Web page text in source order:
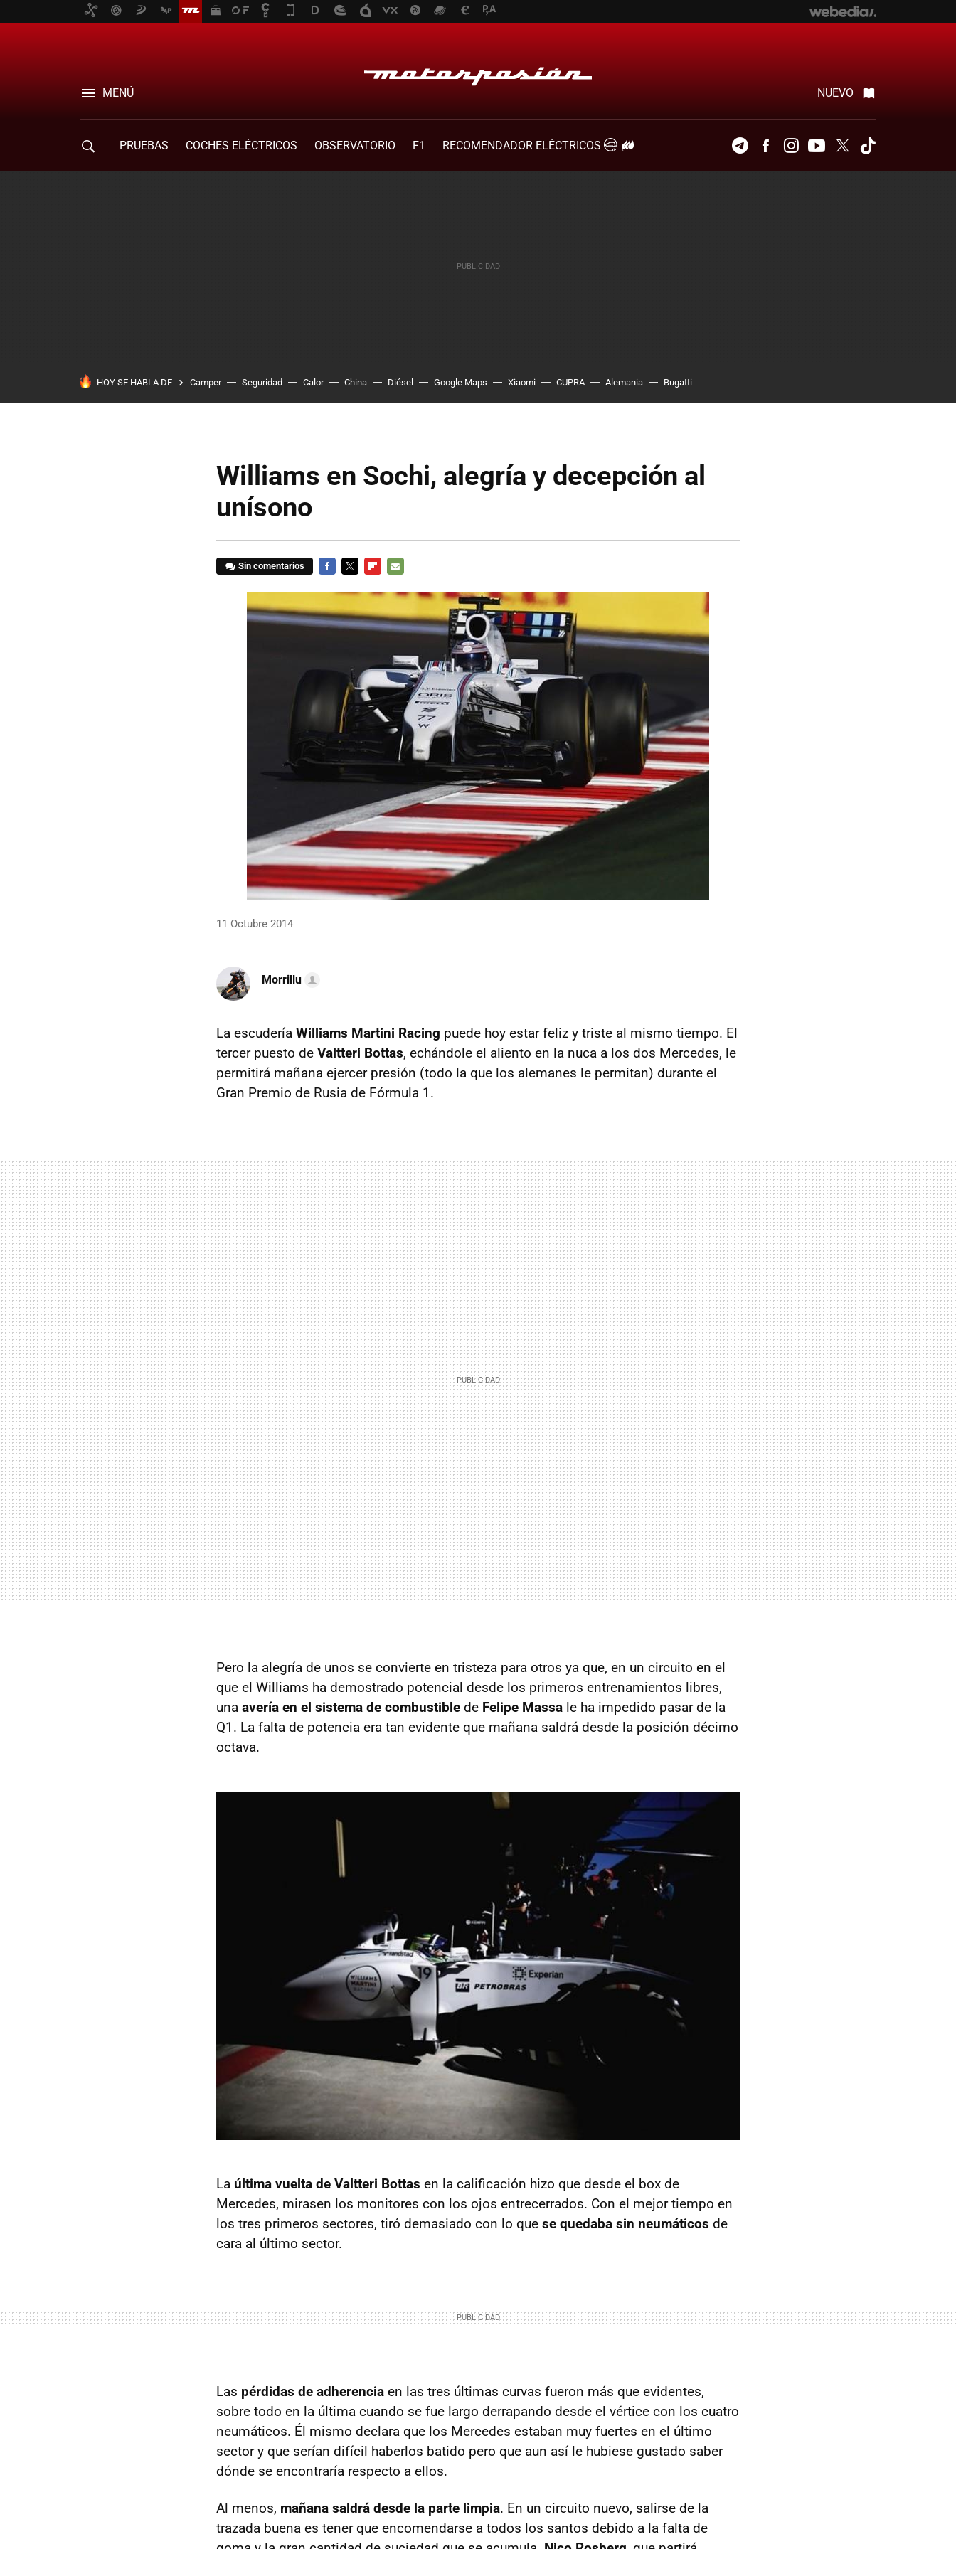
MENÚ NUEVO
PRUEBAS COCHES ELÉCTRICOS OBSERVATORIO F1
RECOMENDADOR ELÉCTRICOS
TelegramFacebookInstagramYoutubeTwitter
HOY SE HABLA DE Camper Seguridad Calor China Diésel Google Maps Xiaomi CUPRA Alemania Bugatti
Williams en Sochi, alegría y decepción al
unísono
Sin comentarios
MAIL
11 Octubre 2014
Morrillu
La escudería Williams Martini Racing puede hoy estar feliz y triste al mismo tiempo. El
tercer puesto de Valtteri Bottas, echándole el aliento en la nuca a los dos Mercedes, le
permitirá mañana ejercer presión (todo la que los alemanes le permitan) durante el
Gran Premio de Rusia de Fórmula 1.
Pero la alegría de unos se convierte en tristeza para otros ya que, en un circuito en el
que el Williams ha demostrado potencial desde los primeros entrenamientos libres,
una avería en el sistema de combustible de Felipe Massa le ha impedido pasar de la
Q1. La falta de potencia era tan evidente que mañana saldrá desde la posición décimo
octava.
La última vuelta de Valtteri Bottas en la calificación hizo que desde el box de
Mercedes, mirasen los monitores con los ojos entrecerrados. Con el mejor tiempo en
los tres primeros sectores, tiró demasiado con lo que se quedaba sin neumáticos de
cara al último sector.
Las pérdidas de adherencia en las tres últimas curvas fueron más que evidentes,
sobre todo en la última cuando se fue largo derrapando desde el vértice con los cuatro
neumáticos. Él mismo declara que los Mercedes estaban muy fuertes en el último
sector y que serían difícil haberlos batido pero que aun así le hubiese gustado saber
dónde se encontraría respecto a ellos.
Al menos, mañana saldrá desde la parte limpia. En un circuito nuevo, salirse de la
trazada buena es tener que encomendarse a todos los santos debido a la falta de